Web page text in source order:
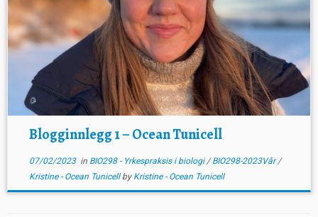
Blogginnlegg 1 – Ocean Tunicell
07/02/2023in BIO298 - Yrkespraksis i biologi/BIO298-2023Vår/
Kristine - Ocean Tunicellby Kristine - Ocean Tunicell